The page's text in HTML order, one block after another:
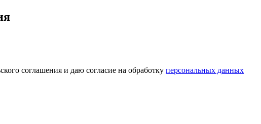
соглашения и даю согласие на обработку персональных данных